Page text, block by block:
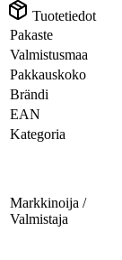
Tuotetiedot
Pakaste
Valmistusmaa
Pakkauskoko
Brändi
EAN
Kategoria
Markkinoija /
Valmistaja